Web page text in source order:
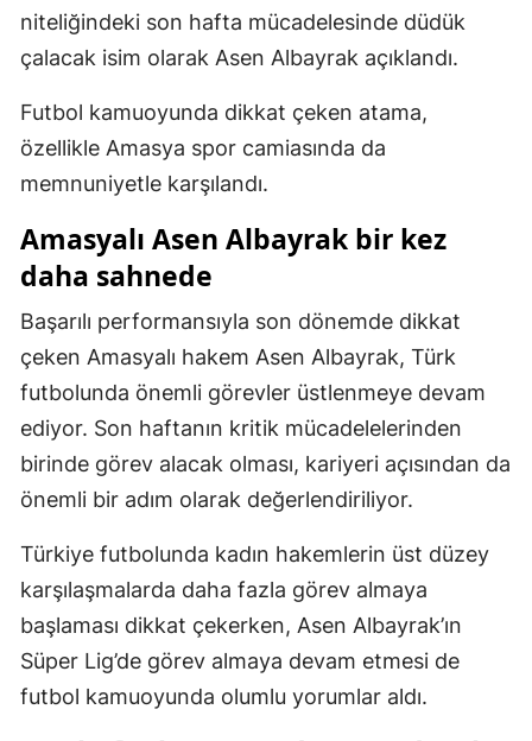
niteliğindeki son hafta mücadelesinde düdük
çalacak isim olarak Asen Albayrak açıklandı.
Futbol kamuoyunda dikkat çeken atama,
özellikle Amasya spor camiasında da
memnuniyetle karşılandı.
Amasyalı Asen Albayrak bir kez
daha sahnede
Başarılı performansıyla son dönemde dikkat
çeken Amasyalı hakem Asen Albayrak, Türk
futbolunda önemli görevler üstlenmeye devam
ediyor. Son haftanın kritik mücadelelerinden
birinde görev alacak olması, kariyeri açısından da
önemli bir adım olarak değerlendiriliyor.
Türkiye futbolunda kadın hakemlerin üst düzey
karşılaşmalarda daha fazla görev almaya
başlaması dikkat çekerken, Asen Albayrak’ın
Süper Lig’de görev almaya devam etmesi de
futbol kamuoyunda olumlu yorumlar aldı.